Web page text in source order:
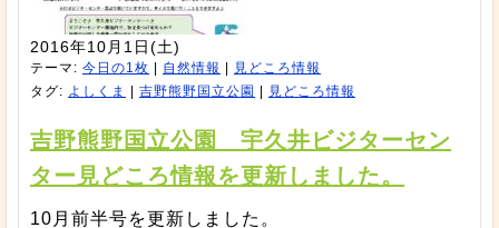
2016年10月1日(土)
テーマ: 今日の1枚 自然情報
見どころ情報
タグ: よしくま 吉野熊野国立公園 見どころ情報
吉野熊野国立公園 宇久井ビジターセン
ター見どころ情報を更新しました。
10月前半号を更新しました。